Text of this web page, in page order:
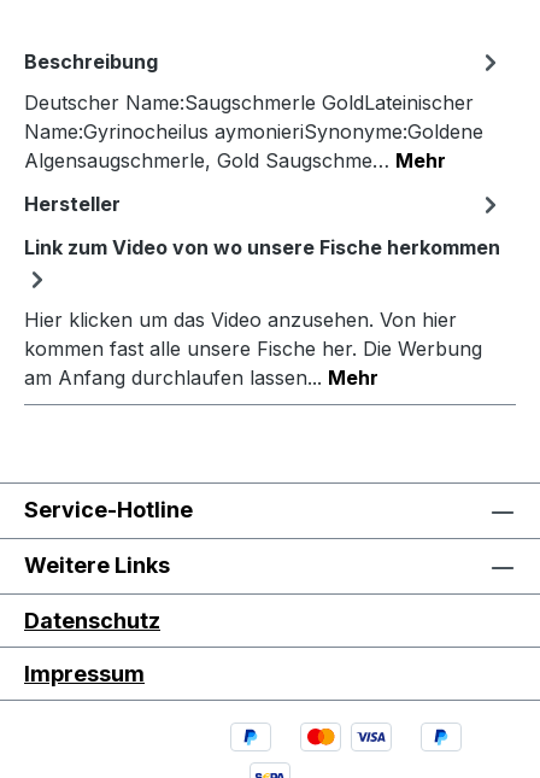
Beschreibung
Deutscher Name:Saugschmerle GoldLateinischer
Name:Gyrinocheilus aymonieriSynonyme:Goldene
Algensaugschmerle, Gold Saugschme… Mehr
Hersteller
Link zum Video von wo unsere Fische herkommen
Hier klicken um das Video anzusehen. Von hier
kommen fast alle unsere Fische her. Die Werbung
am Anfang durchlaufen lassen... Mehr
Service-Hotline
Weitere Links
Datenschutz
Impressum